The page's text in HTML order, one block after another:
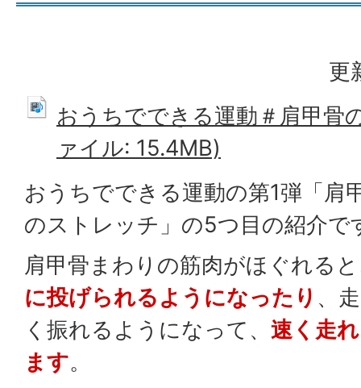
更
おうちでできる運動＃肩甲骨
ァイル: 15.4MB)
おうちでできる運動の第1弾「肩
のストレッチ」の5つ目の紹介で
肩甲骨まわりの筋肉がほぐれる
に投げられるようになったり 、
く振れるようになって、 速く走
ます。